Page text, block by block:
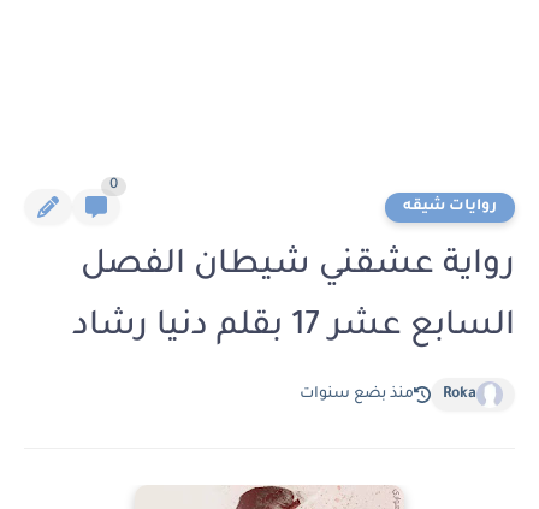
روايات شيقه
0
رواية عشقني شيطان الفصل
السابع عشر 17 بقلم دنيا رشاد
Roka منذ بضع سنوات